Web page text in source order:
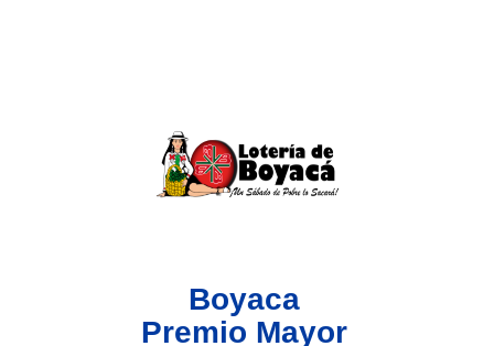
Lotería de Risaralda
Lotería de Santander
Boyaca
Premio Mayor